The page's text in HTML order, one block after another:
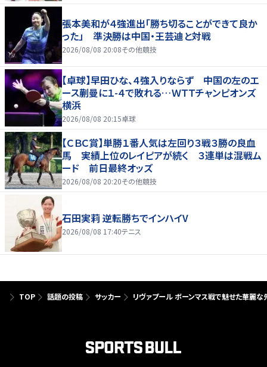
張本美和が４強進出「勝ち切ることができて良か
った」 準決勝は中国・王芸迪と対戦
2026/08/08 20:08その他競技
【卓球】早田ひな、４強入りならず 中国の左のエ
ース蒯曼に１-４で敗れる…ＷＴＴチャンピオンズ
横浜
2026/08/08 20:15卓球
【ＣＢＣ賞】単勝１番人気は左回り３戦３勝の良血
馬 実績上位のレイピアが続く ３連単は混戦ム
ード 前日最終オッズ
2026/08/08 20:20その他競技
石田実莉 逆転勝ちでインハイV
2026/08/08 17:40テニス
TOP 話題の投稿 サッカー リヴァプール ボーンマス戦で魅せた華麗な